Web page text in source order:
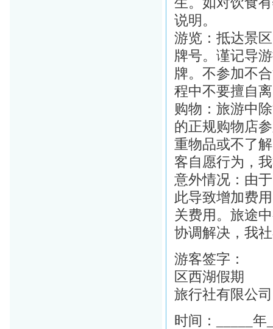
说明。
游览：抵达景
牌号。谨记导
牌。不参加不
程中不要擅自
购物：旅游中
的正规购物店
重物品或不了
客自愿行为，
意外情况：由
此导致增加费
关费用。旅途
协调解决，我
游客签
区西湖假期
旅行社有限公司
时间：